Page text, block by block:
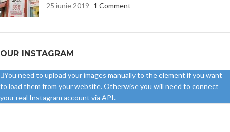
25 iunie 2019 1 Comment
OUR INSTAGRAM
You need to upload your images manually to the element if you want
to load them from your website. Otherwise you will need to connect
your real Instagram account via API.